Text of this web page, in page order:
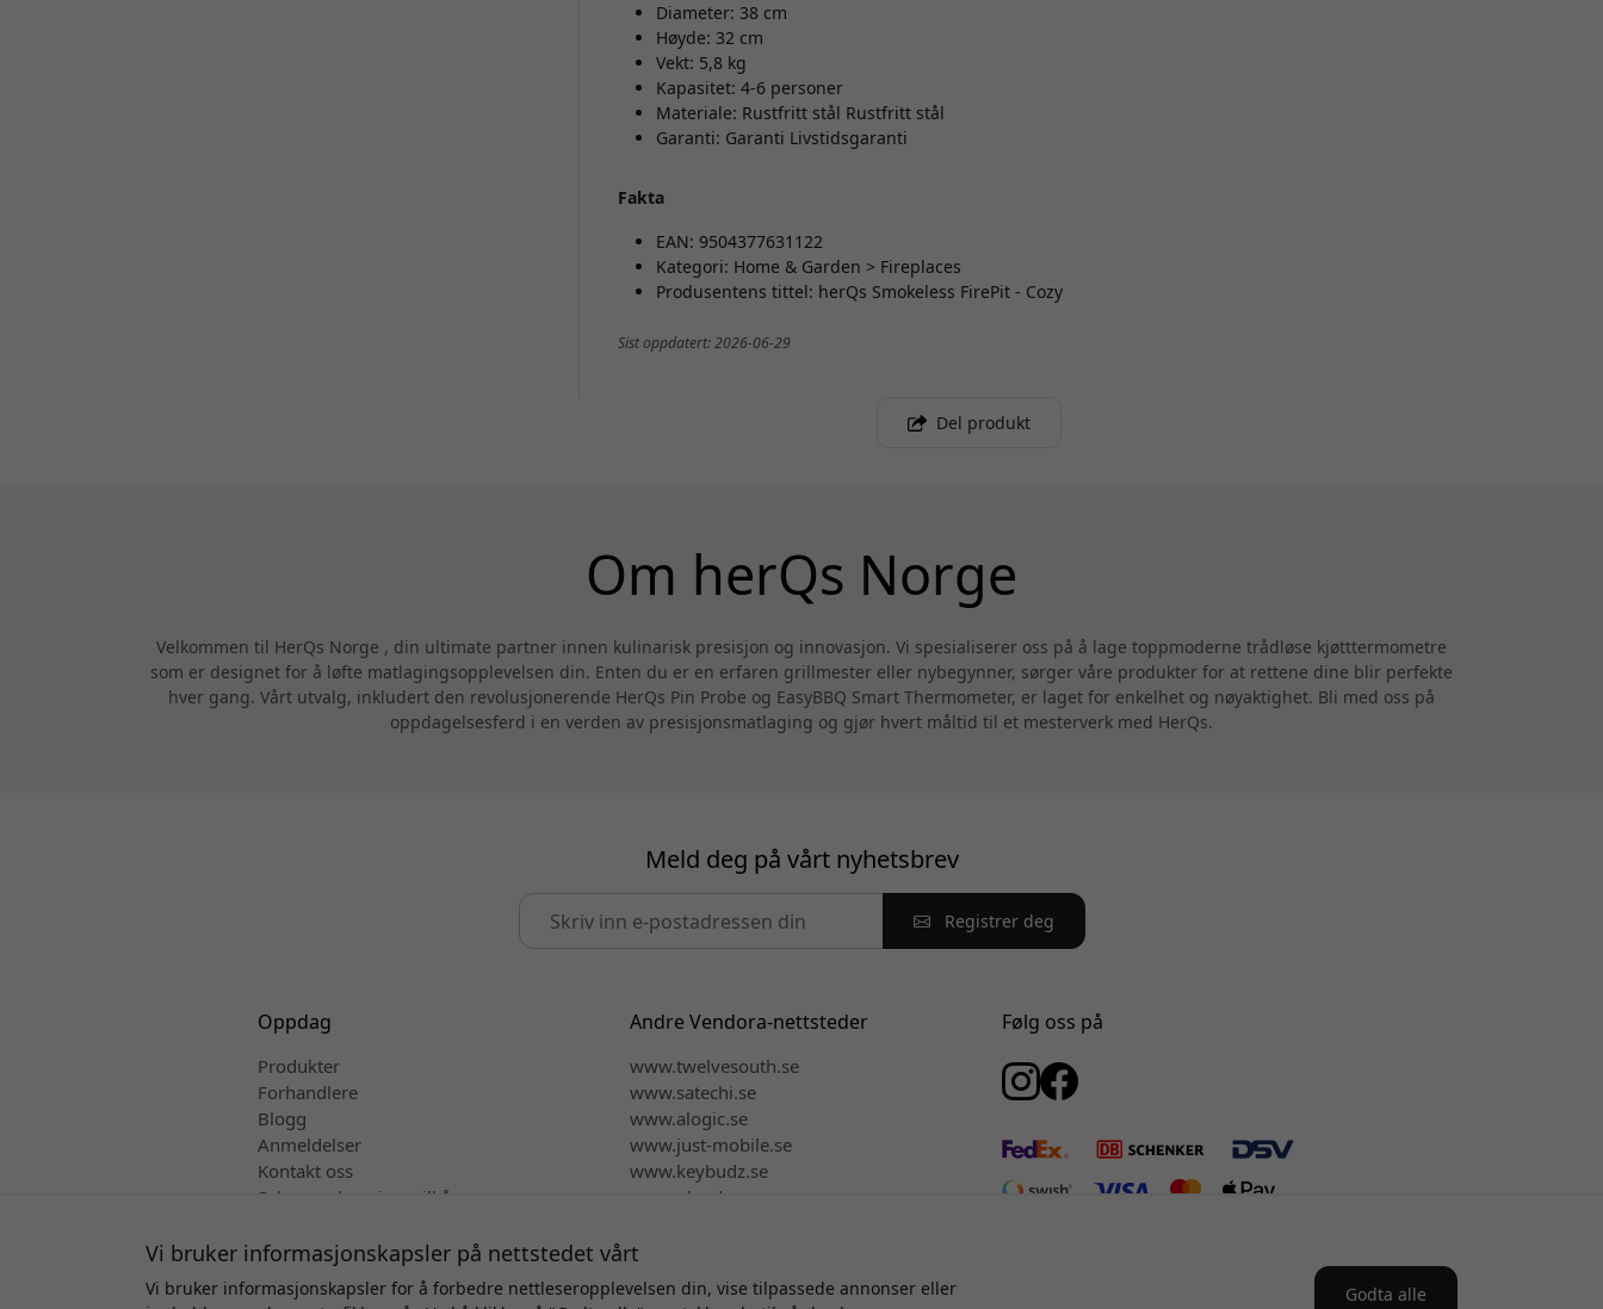
Diameter: 38 cm
Høyde: 32 cm
Vekt: 5,8 kg
Kapasitet: 4-6 personer
Materiale: Rustfritt stål Rustfritt stål
Garanti: Garanti Livstidsgaranti
Fakta
EAN: 9504377631122
Kategori: Home & Garden > Fireplaces
Produsentens tittel: herQs Smokeless FirePit - Cozy
Sist oppdatert: 2026-06-29
Del produkt
Om herQs Norge
Velkommen til HerQs Norge , din ultimate partner innen kulinarisk presisjon og innovasjon. Vi spesialiserer oss på å lage toppmoderne trådløse kjøtttermometre
som er designet for å løfte matlagingsopplevelsen din. Enten du er en erfaren grillmester eller nybegynner, sørger våre produkter for at rettene dine blir perfekte
hver gang. Vårt utvalg, inkludert den revolusjonerende HerQs Pin Probe og EasyBBQ Smart Thermometer, er laget for enkelhet og nøyaktighet. Bli med oss på
oppdagelsesferd i en verden av presisjonsmatlaging og gjør hvert måltid til et mesterverk med HerQs.
Meld deg på vårt nyhetsbrev
Registrer deg
Oppdag
Produkter
Forhandlere
Blogg
Anmeldelser
Kontakt oss
Salgs- og leveringsvilkår
Andre Vendora-nettsteder
www.twelvesouth.se
www.satechi.se
www.alogic.se
www.just-mobile.se
www.keybudz.se
www.plaud.se
Følg oss på
Vi bruker informasjonskapsler på nettstedet vårt
Vi bruker informasjonskapsler for å forbedre nettleseropplevelsen din, vise tilpassede annonser eller
Godta alle